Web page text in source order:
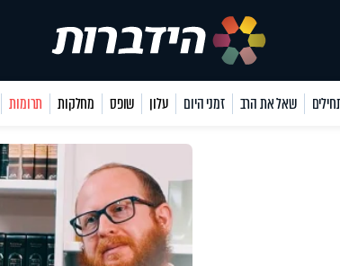
שאל את הרב זמני היום עלון שופס מחלקות תרומות